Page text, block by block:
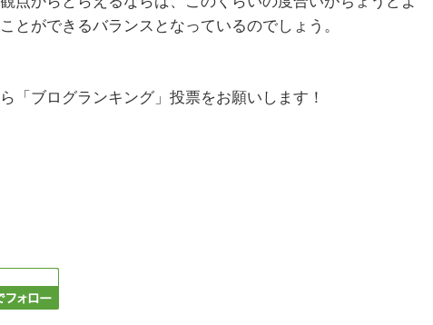
とができるバランスとなっているのでしょう。
「ブログランキング」投票をお願いします！